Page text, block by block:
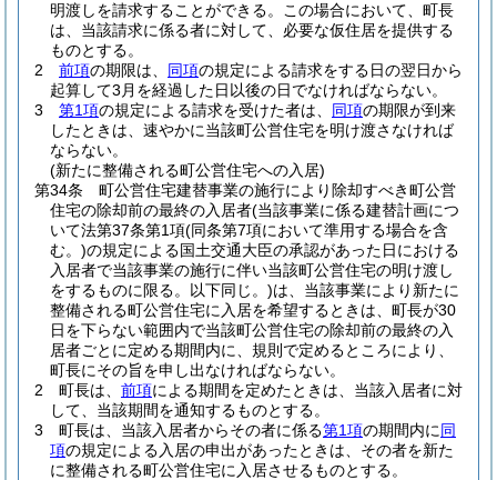
明渡しを請求することができる。
この場合において、町長
は、当該請求に係る者に対して、必要な仮住居を提供する
ものとする。
2
前項の期限は、 同項の規定による請求をする日の翌日から
起算して3月を経過した日以後の日でなければならない。
3
第1項の規定による請求を受けた者は、 同項の期限が到来
したときは、速やかに当該町公営住宅を明け渡さなければ
ならない。
(新たに整備される町公営住宅への入居)
第34条
町公営住宅建替事業の施行により除却すべき町公営
住宅の除却前の最終の入居者(当該事業に係る建替計画につ
いて法第37条第1項(同条第7項において準用する場合を含
む。)の規定による国土交通大臣の承認があった日における
入居者で当該事業の施行に伴い当該町公営住宅の明け渡し
をするものに限る。以下同じ。)は、当該事業により新たに
整備される町公営住宅に入居を希望するときは、町長が30
日を下らない範囲内で当該町公営住宅の除却前の最終の入
居者ごとに定める期間内に、規則で定めるところにより、
町長にその旨を申し出なければならない。
2
町長は、 前項による期間を定めたときは、当該入居者に対
して、当該期間を通知するものとする。
3
町長は、当該入居者からその者に係る第1項の期間内に同
項の規定による入居の申出があったときは、その者を新た
に整備される町公営住宅に入居させるものとする。